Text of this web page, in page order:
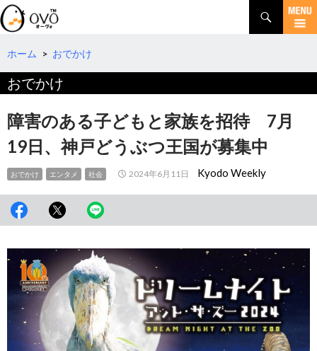
検
索
コ
テ
ツ
へ
移
動
ホーム > おでかけ
おでかけ
障害のある子どもと家族を招待 7月
19日、神戸どうぶつ王国が募集中
おでかけ エンタメ 社会 2024年6月11日 Kyodo Weekly